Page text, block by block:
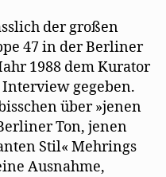
der großen
47 in der Berliner
1988 dem Kurator
Interview gegeben.
über »jenen
Ton, jenen
Stil« Mehrings
Ausnahme,